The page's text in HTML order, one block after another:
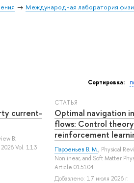
Международная лаборатория
Сортировка:
current-
B:
Vol. 113
СТАТЬЯ
Optimal navigation
flows: Control
reinforcement
Парфеньев В. М., Physical
Nonlinear, and Soft Matter
Article 015104
Добавлено: 17 июля 2026 г.